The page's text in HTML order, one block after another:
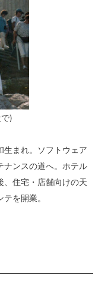
)
生まれ。ソフトウェア
ナンスの道へ。ホテル
、住宅・店舗向けの天
を開業。